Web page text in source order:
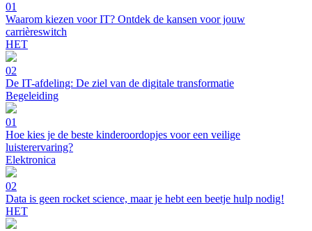
01
Waarom kiezen voor IT? Ontdek de kansen voor jouw
carrièreswitch
HET
02
De IT-afdeling: De ziel van de digitale transformatie
Begeleiding
01
Hoe kies je de beste kinderoordopjes voor een veilige
luisterervaring?
Elektronica
02
Data is geen rocket science, maar je hebt een beetje hulp nodig!
HET